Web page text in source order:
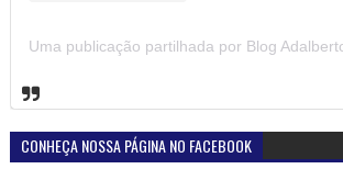
CONHEÇA NOSSA PÁGINA NO FACEBOOK